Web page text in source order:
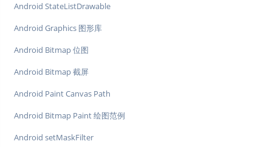
Android StateListDrawable
Android Graphics 图形库
Android Bitmap 位图
Android Bitmap 截屏
Android Paint Canvas Path
Android Bitmap Paint 绘图范例
Android setMaskFilter